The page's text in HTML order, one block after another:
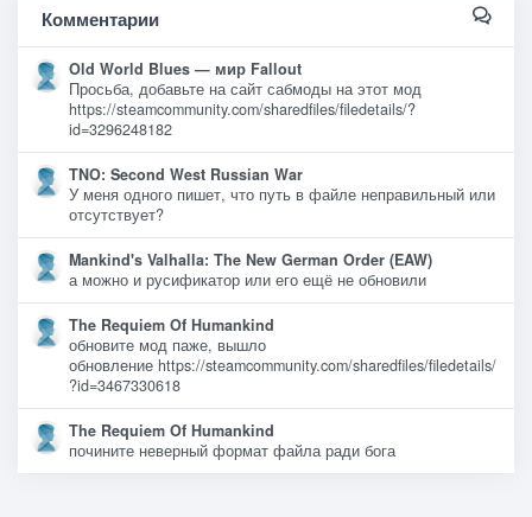
Комментарии
Old World Blues — мир Fallout
Просьба, добавьте на сайт сабмоды на этот мод
https://steamcommunity.com/sharedfiles/filedetails/?
id=3296248182
TNO: Second West Russian War
У меня одного пишет, что путь в файле неправильный или
отсутствует?
Mankind's Valhalla: The New German Order (EAW)
а можно и русификатор или его ещё не обновили
The Requiem Of Humankind
обновите мод паже, вышло
обновление https://steamcommunity.com/sharedfiles/filedetails/
?id=3467330618
The Requiem Of Humankind
почините неверный формат файла ради бога